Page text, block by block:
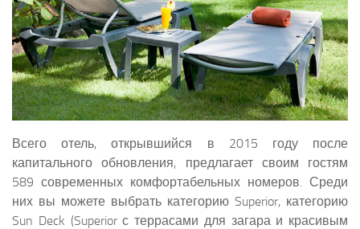
Всего отель, открывшийся в 2015 году после
капитального обновления, предлагает своим гостям
589 современных комфортабельных номеров. Среди
них вы можете выбрать категорию Superior, категорию
Sun Deck (Superior с террасами для загара и красивым